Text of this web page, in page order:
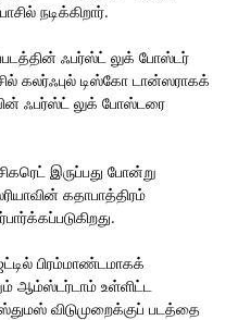
நடிக்கிறார்.
ஃபர்ஸ்ட் லுக் போஸ்டர்
கலர்ஃபுல் டிஸ்கோ டான்ஸராகக்
ஃபர்ஸ்ட் லுக் போஸ்டரை
இருப்பது போன்று
கதாபாத்திரம்
பிரம்மாண்டமாகக்
ஆம்ஸ்டர்டாம் உள்ளிட்ட
விடுமுறைக்குப் படத்தை